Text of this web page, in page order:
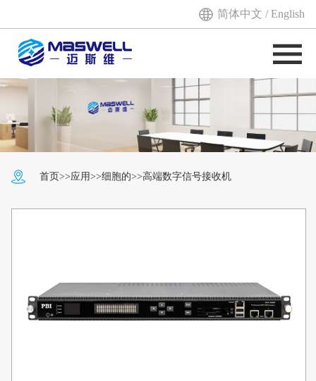
简体中文/English
首页>>应用>>细胞的>>高端数字信号接收机